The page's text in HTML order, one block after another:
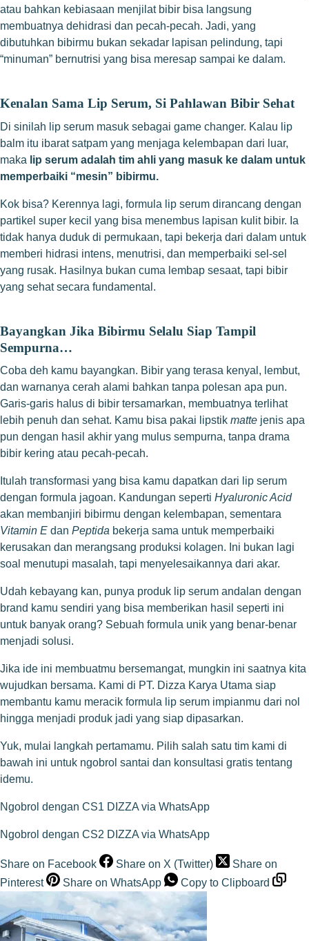
atau bahkan kebiasaan menjilat bibir bisa langsung
membuatnya dehidrasi dan pecah-pecah. Jadi, yang
dibutuhkan bibirmu bukan sekadar lapisan pelindung, tapi
“minuman” bernutrisi yang bisa meresap sampai ke dalam.
Kenalan Sama Lip Serum, Si Pahlawan Bibir Sehat
Di sinilah lip serum masuk sebagai game changer. Kalau lip
balm itu ibarat satpam yang menjaga kelembapan dari luar,
maka lip serum adalah tim ahli yang masuk ke dalam untuk
memperbaiki “mesin” bibirmu.
Kok bisa? Kerennya lagi, formula lip serum dirancang dengan
partikel super kecil yang bisa menembus lapisan kulit bibir. Ia
tidak hanya duduk di permukaan, tapi bekerja dari dalam untuk
memberi hidrasi intens, menutrisi, dan memperbaiki sel-sel
yang rusak. Hasilnya bukan cuma lembap sesaat, tapi bibir
yang sehat secara fundamental.
Bayangkan Jika Bibirmu Selalu Siap Tampil
Sempurna…
Coba deh kamu bayangkan. Bibir yang terasa kenyal, lembut,
dan warnanya cerah alami bahkan tanpa polesan apa pun.
Garis-garis halus di bibir tersamarkan, membuatnya terlihat
lebih penuh dan sehat. Kamu bisa pakai lipstik matte jenis apa
pun dengan hasil akhir yang mulus sempurna, tanpa drama
bibir kering atau pecah-pecah.
Itulah transformasi yang bisa kamu dapatkan dari lip serum
dengan formula jagoan. Kandungan seperti Hyaluronic Acid
akan membanjiri bibirmu dengan kelembapan, sementara
Vitamin E dan Peptida bekerja sama untuk memperbaiki
kerusakan dan merangsang produksi kolagen. Ini bukan lagi
soal menutupi masalah, tapi menyelesaikannya dari akar.
Udah kebayang kan, punya produk lip serum andalan dengan
brand kamu sendiri yang bisa memberikan hasil seperti ini
untuk banyak orang? Sebuah formula unik yang benar-benar
menjadi solusi.
Jika ide ini membuatmu bersemangat, mungkin ini saatnya kita
wujudkan bersama. Kami di PT. Dizza Karya Utama siap
membantu kamu meracik formula lip serum impianmu dari nol
hingga menjadi produk jadi yang siap dipasarkan.
Yuk, mulai langkah pertamamu. Pilih salah satu tim kami di
bawah ini untuk ngobrol santai dan konsultasi gratis tentang
idemu.
Ngobrol dengan CS1 DIZZA via WhatsApp
Ngobrol dengan CS2 DIZZA via WhatsApp
Share on Facebook Share on X (Twitter)
Share on
Pinterest
Share on WhatsApp Copy to Clipboard